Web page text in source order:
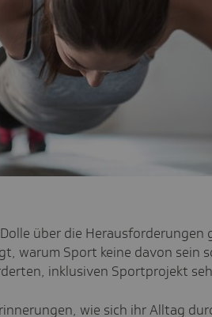
über die Herausforderungen
warum Sport keine davon sein
inklusiven Sportprojekt
wie sich ihr Alltag